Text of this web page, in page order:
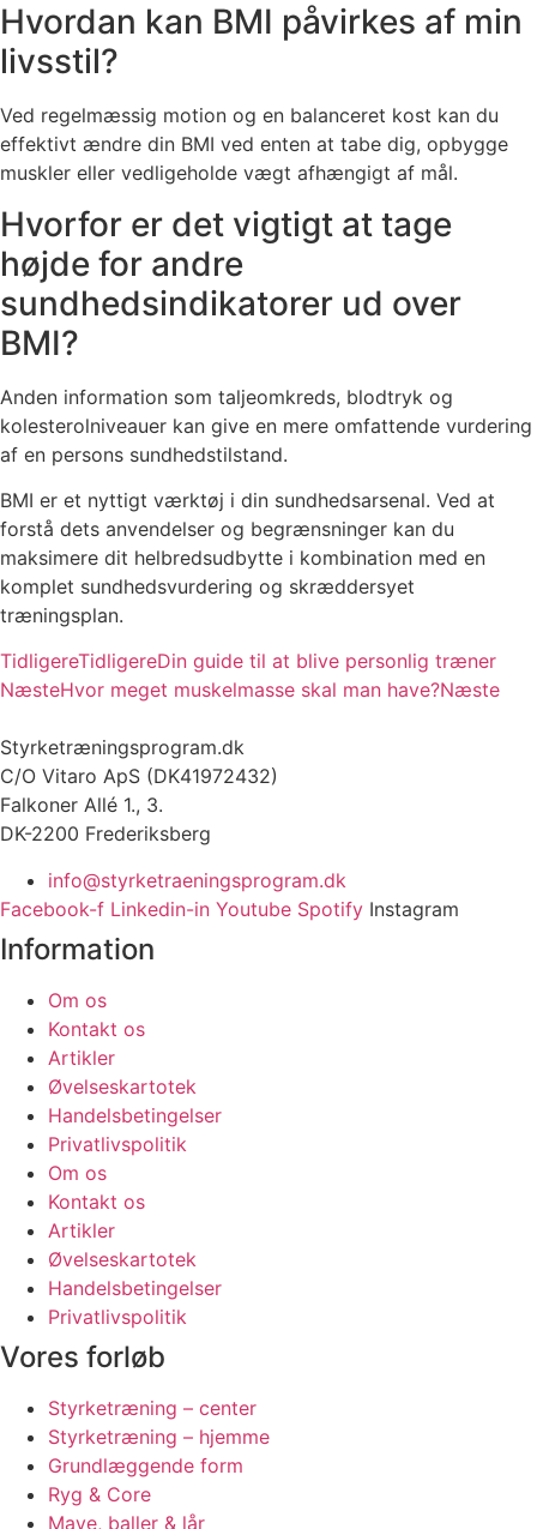
Hvordan kan BMI påvirkes af min
livsstil?
Ved regelmæssig motion og en balanceret kost kan du
effektivt ændre din BMI ved enten at tabe dig, opbygge
muskler eller vedligeholde vægt afhængigt af mål.
Hvorfor er det vigtigt at tage
højde for andre
sundhedsindikatorer ud over
BMI?
Anden information som taljeomkreds, blodtryk og
kolesterolniveauer kan give en mere omfattende vurdering
af en persons sundhedstilstand.
BMI er et nyttigt værktøj i din sundhedsarsenal. Ved at
forstå dets anvendelser og begrænsninger kan du
maksimere dit helbredsudbytte i kombination med en
komplet sundhedsvurdering og skræddersyet
træningsplan.
TidligereTidligereDin guide til at blive personlig træner
NæsteHvor meget muskelmasse skal man have?Næste
Styrketræningsprogram.dk
C/O Vitaro ApS (DK41972432)
Falkoner Allé 1., 3.
DK-2200 Frederiksberg
info@styrketraeningsprogram.dk
Facebook-f Linkedin-in Youtube Spotify Instagram
Information
Om os
Kontakt os
Artikler
Øvelseskartotek
Handelsbetingelser
Privatlivspolitik
Om os
Kontakt os
Artikler
Øvelseskartotek
Handelsbetingelser
Privatlivspolitik
Vores forløb
Styrketræning – center
Styrketræning – hjemme
Grundlæggende form
Ryg & Core
Mave, baller & lår